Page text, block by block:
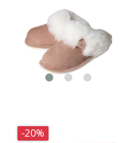
-20%